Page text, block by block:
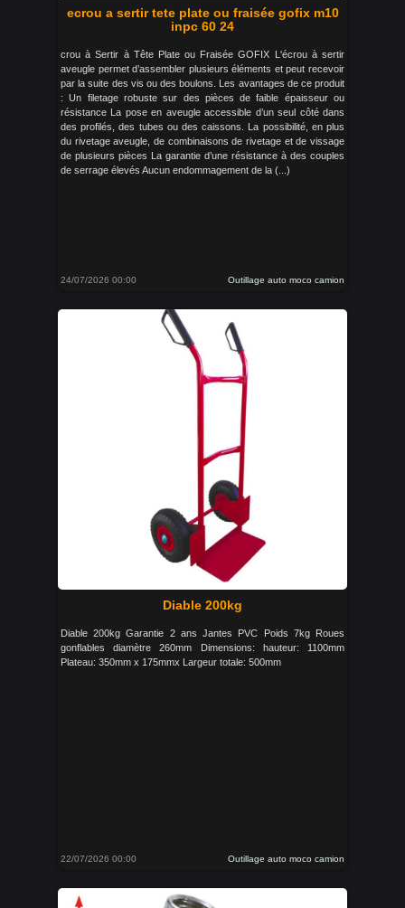
ecrou a sertir tete plate ou fraisée gofix m10
inpc 60 24
crou à Sertir à Tête Plate ou Fraisée GOFIX L'écrou à sertir
aveugle permet d’assembler plusieurs éléments et peut recevoir
par la suite des vis ou des boulons. Les avantages de ce produit
: Un filetage robuste sur des pièces de faible épaisseur ou
résistance La pose en aveugle accessible d’un seul côté dans
des profilés, des tubes ou des caissons. La possibilité, en plus
du rivetage aveugle, de combinaisons de rivetage et de vissage
de plusieurs pièces La garantie d’une résistance à des couples
de serrage élevés Aucun endommagement de la (...)
24/07/2026 00:00 Outillage auto moco camion
Diable 200kg
Diable 200kg Garantie 2 ans Jantes PVC Poids 7kg Roues
gonflables diamètre 260mm Dimensions: hauteur: 1100mm
Plateau: 350mm x 175mmx Largeur totale: 500mm
22/07/2026 00:00 Outillage auto moco camion